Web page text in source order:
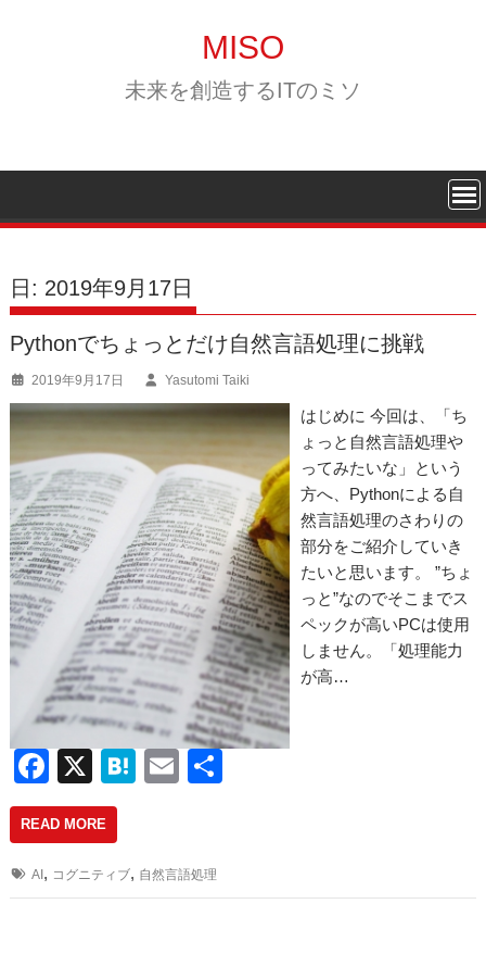
MISO
未来を創造するITのミソ
日: 2019年9月17日
Pythonでちょっとだけ自然言語処理に挑戦
2019年9月17日 Yasutomi Taiki
はじめに 今回は、「ち
ょっと自然言語処理や
ってみたいな」という
方へ、Pythonによる自
然言語処理のさわりの
部分をご紹介していき
たいと思います。 ”ちょ
っと”なのでそこまでス
ペックが高いPCは使用
しません。「処理能力
が高…
F
a
c
e
b
X
H
n
a
E
READ MORE
AI , コグニティブ, 自然言語処理